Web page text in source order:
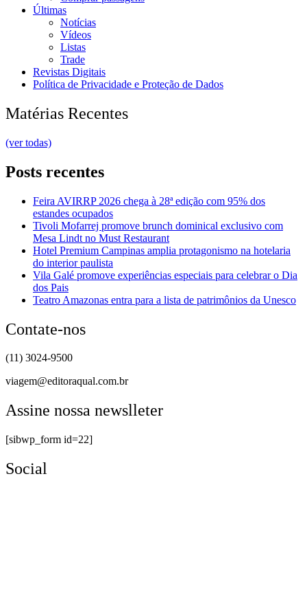
Últimas
Notícias
Vídeos
Listas
Trade
Revistas Digitais
Política de Privacidade e Proteção de Dados
Matérias Recentes
(ver todas)
Posts recentes
Feira AVIRRP 2026 chega à 28ª edição com 95% dos
estandes ocupados
Tivoli Mofarrej promove brunch dominical exclusivo com
Mesa Lindt no Must Restaurant
Hotel Premium Campinas amplia protagonismo na hotelaria
do interior paulista
Vila Galé promove experiências especiais para celebrar o Dia
dos Pais
Teatro Amazonas entra para a lista de patrimônios da Unesco
Contate-nos
(11) 3024-9500
viagem@editoraqual.com.br
Assine nossa newslleter
[sibwp_form id=22]
Social